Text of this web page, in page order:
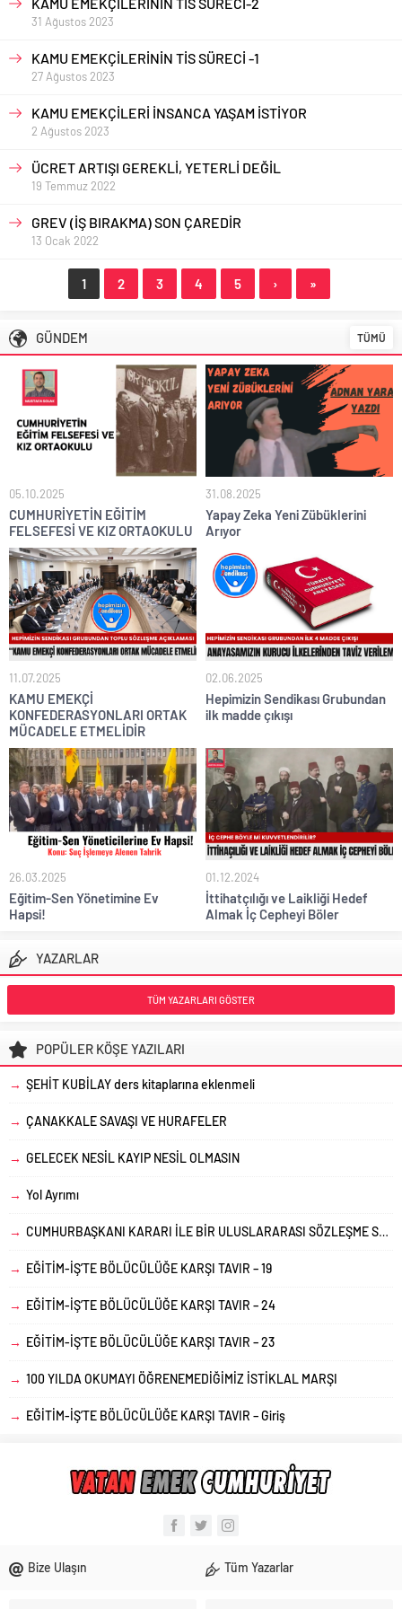
31 Ağustos 2023
KAMU EMEKÇİLERİNİN TİS SÜRECİ -1
27 Ağustos 2023
KAMU EMEKÇİLERİ İNSANCA YAŞAM İSTİYOR
2 Ağustos 2023
ÜCRET ARTIŞI GEREKLİ, YETERLİ DEĞİL
19 Temmuz 2022
GREV (İŞ BIRAKMA) SON ÇAREDİR
13 Ocak 2022
1 2 3 4 5 › »
GÜNDEM TÜMÜ
05.10.2025
CUMHURİYETİN EĞİTİM
FELSEFESİ VE KIZ ORTAOKULU
31.08.2025
Yapay Zeka Yeni Zübüklerini
Arıyor
11.07.2025
KAMU EMEKÇİ
KONFEDERASYONLARI ORTAK
MÜCADELE ETMELİDİR
02.06.2025
Hepimizin Sendikası Grubundan
ilk madde çıkışı
26.03.2025
Eğitim-Sen Yönetimine Ev
Hapsi!
01.12.2024
İttihatçılığı ve Laikliği Hedef
Almak İç Cepheyi Böler
YAZARLAR
TÜM YAZARLARI GÖSTER
POPÜLER KÖŞE YAZILARI
→ ŞEHİT KUBİLAY ders kitaplarına eklenmeli
→ ÇANAKKALE SAVAŞI VE HURAFELER
→ GELECEK NESİL KAYIP NESİL OLMASIN
→ Yol Ayrımı
→ CUMHURBAŞKANI KARARI İLE BİR ULUSLARARASI SÖZLEŞME SONA ERDİRİLEBİLİR Mİ?
→ EĞİTİM-İŞ’TE BÖLÜCÜLÜĞE KARŞI TAVIR – 19
→ EĞİTİM-İŞ’TE BÖLÜCÜLÜĞE KARŞI TAVIR – 24
→ EĞİTİM-İŞ’TE BÖLÜCÜLÜĞE KARŞI TAVIR – 23
→ 100 YILDA OKUMAYI ÖĞRENEMEDİĞİMİZ İSTİKLAL MARŞI
→ EĞİTİM-İŞ’TE BÖLÜCÜLÜĞE KARŞI TAVIR – Giriş
Bize Ulaşın Tüm Yazarlar